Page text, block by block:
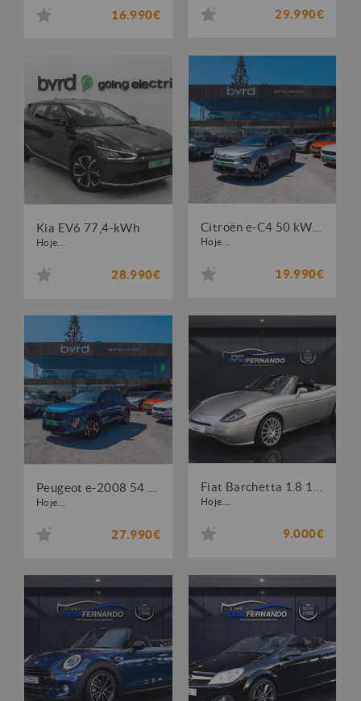
16.990€ 29.990€
Kia EV6 77,4-kWh
Hoje...
28.990€
Hoje...
19.990€
Hoje...
27.990€
Hoje...
9.000€